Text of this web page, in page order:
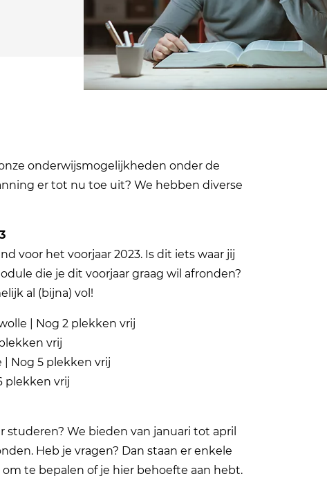
onderwijsmogelijkheden onder de
er tot nu toe uit? We hebben diverse
voor het voorjaar 2023. Is dit iets waar jij
die je dit voorjaar graag wil afronden?
al (bijna) vol!
| Nog 2 plekken vrij
vrij
| Nog 5 plekken vrij
plekken vrij
We bieden van januari tot april
Heb je vragen? Dan staan er enkele
te bepalen of je hier behoefte aan hebt.